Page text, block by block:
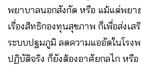
พยาบาลนอกสังกัด หรือ แม้แต่พยา
เรื่องสิทธิกองทุนสุขภาพ ก็เพื่อส่งเส
ระบบปฐมภูมิ ลดความแออัดในโรง
ปฏิบัติจริง ก็ยังต้องอาศัยกลไก หรือ